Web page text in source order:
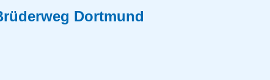
Dortmund